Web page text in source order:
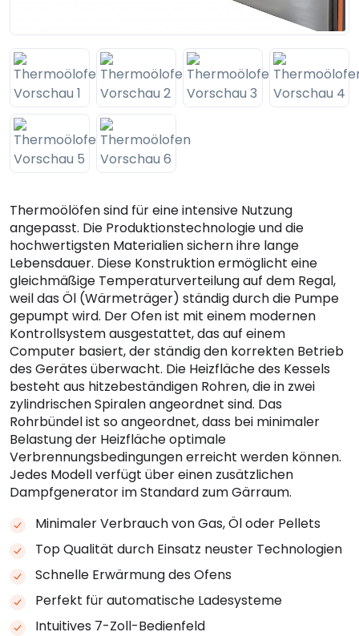
Thermoölöfen sind für eine intensive Nutzung
angepasst. Die Produktionstechnologie und die
hochwertigsten Materialien sichern ihre lange
Lebensdauer. Diese Konstruktion ermöglicht eine
gleichmäßige Temperaturverteilung auf dem Regal,
weil das Öl (Wärmeträger) ständig durch die Pumpe
gepumpt wird. Der Ofen ist mit einem modernen
Kontrollsystem ausgestattet, das auf einem
Computer basiert, der ständig den korrekten Betrieb
des Gerätes überwacht. Die Heizfläche des Kessels
besteht aus hitzebeständigen Rohren, die in zwei
zylindrischen Spiralen angeordnet sind. Das
Rohrbündel ist so angeordnet, dass bei minimaler
Belastung der Heizfläche optimale
Verbrennungsbedingungen erreicht werden können.
Jedes Modell verfügt über einen zusätzlichen
Dampfgenerator im Standard zum Gärraum.
Minimaler Verbrauch von Gas, Öl oder Pellets
Top Qualität durch Einsatz neuster Technologien
Schnelle Erwärmung des Ofens
Perfekt für automatische Ladesysteme
Intuitives 7-Zoll-Bedienfeld